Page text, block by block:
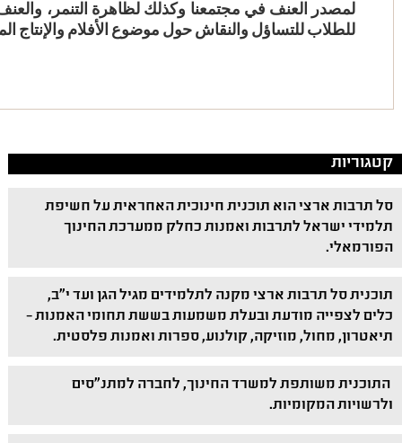
لمصدر العنف في مجتمعنا وكذلك لظاهرة التنمر،
للطلاب للتساؤل والنقاش حول موضوع الأفلام والإنتاج
קטגוריות
סל תרבות ארצי הוא תוכנית חינוכית האחראית על חשיפת
תלמידי ישראל לתרבות ואמנות כחלק ממערכת החינוך
הפורמאלי.
תוכנית סל תרבות ארצי מקנה לתלמידים מגיל הגן ועד י"ב,
כלים לצפייה מודעת ובעלת משמעות בששת תחומי האמנות –
תיאטרון, מחול, מוזיקה, קולנוע, ספרות ואמנות פלסטית.
התוכנית משותפת למשרד החינוך, לחברה למתנ"סים
ולרשויות המקומיות.